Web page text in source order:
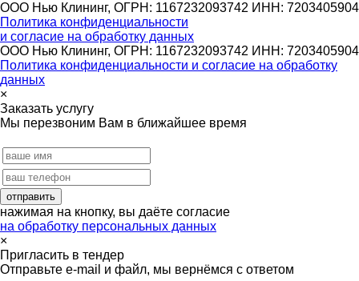
ООО Нью Клининг, ОГРН: 1167232093742 ИНН: 7203405904
Политика конфиденциальности
и согласие на обработку данных
ООО Нью Клининг, ОГРН: 1167232093742 ИНН: 7203405904
Политика конфиденциальности и согласие на обработку
данных
×
Заказать услугу
Мы перезвоним Вам в ближайшее время
нажимая на кнопку, вы даёте согласие
на обработку персональных данных
×
Пригласить в тендер
Отправьте e-mail и файл, мы вернёмся с ответом